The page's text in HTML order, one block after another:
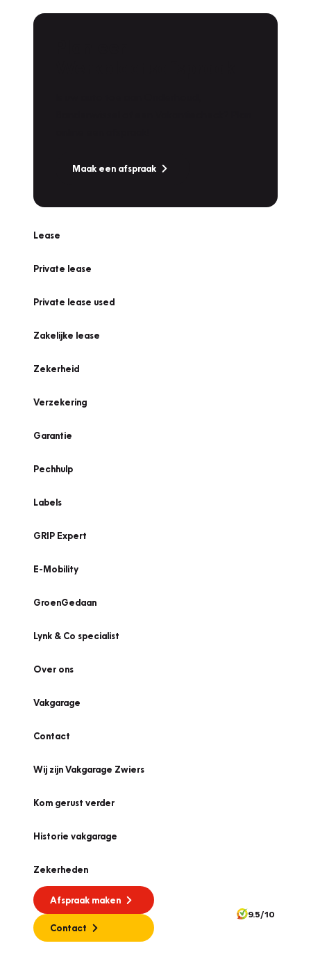
Maak een afspraak
Lease
Private lease
Private lease used
Zakelijke lease
Zekerheid
Verzekering
Garantie
Pechhulp
Labels
GRIP Expert
E-Mobility
GroenGedaan
Lynk & Co specialist
Over ons
Vakgarage
Contact
Wij zijn Vakgarage Zwiers
Kom gerust verder
Historie vakgarage
Zekerheden
Afspraak maken
Contact
9.5/10